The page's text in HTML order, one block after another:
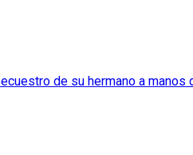
de su hermano a manos